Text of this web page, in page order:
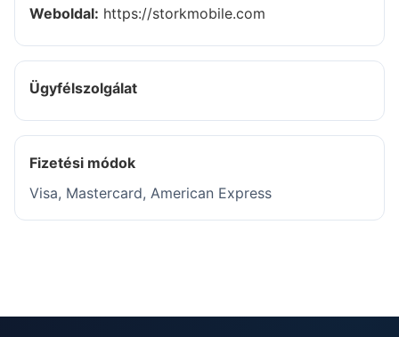
Weboldal: https://storkmobile.com
Ügyfélszolgálat
Fizetési módok
Visa, Mastercard, American Express